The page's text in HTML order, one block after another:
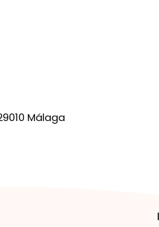
Málaga